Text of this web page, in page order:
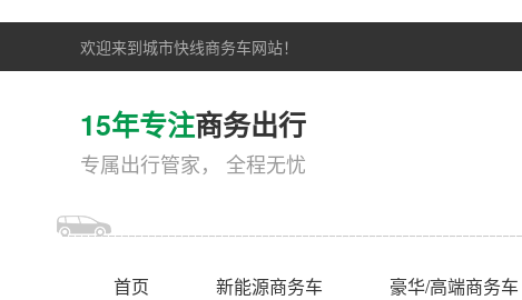
欢迎来到城市快线商务车网站！
15年专注商务出行
专属出行管家， 全程无忧
首页 新能源商务车 豪华/高端商务车